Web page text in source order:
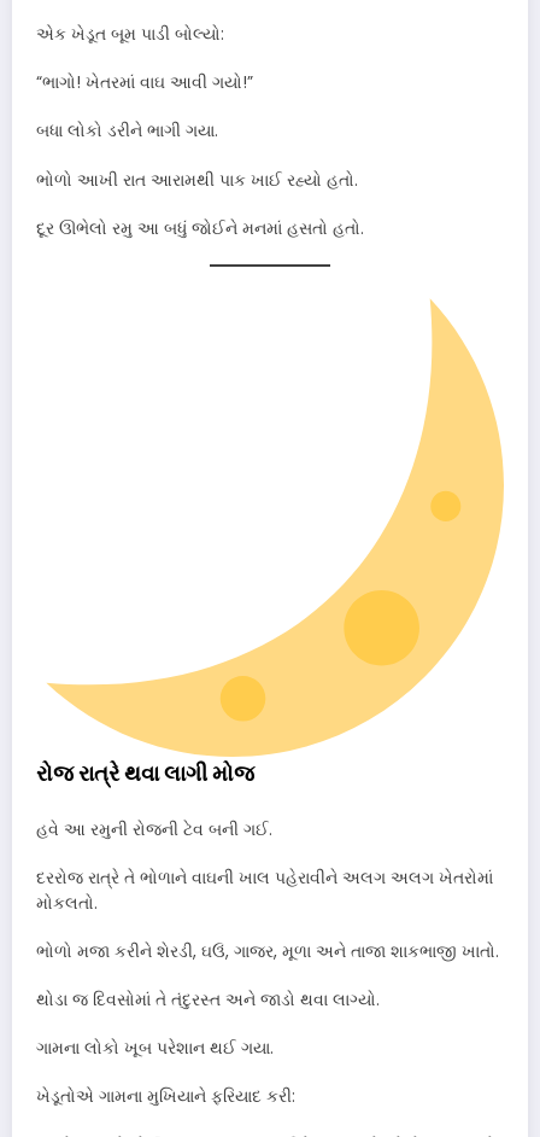
એક ખેડૂત બૂમ પાડી બોલ્યો:
“ભાગો! ખેતરમાં વાઘ આવી ગયો!”
બધા લોકો ડરીને ભાગી ગયા.
ભોળો આખી રાત આરામથી પાક ખાઈ રહ્યો હતો.
દૂર ઊભેલો રમુ આ બધું જોઈને મનમાં હસતો હતો.
રોજ રાત્રે થવા લાગી મોજ
હવે આ રમુની રોજની ટેવ બની ગઈ.
દરરોજ રાત્રે તે ભોળાને વાઘની ખાલ પહેરાવીને અલગ અલગ ખેતરોમાં
મોકલતો.
ભોળો મજા કરીને શેરડી, ઘઉં, ગાજર, મૂળા અને તાજા શાકભાજી ખાતો.
થોડા જ દિવસોમાં તે તંદુરસ્ત અને જાડો થવા લાગ્યો.
ગામના લોકો ખૂબ પરેશાન થઈ ગયા.
ખેડૂતોએ ગામના મુખિયાને ફરિયાદ કરી: